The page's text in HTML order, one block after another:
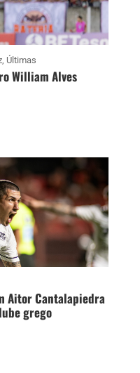
, Últimas
William Alves
Aitor Cantalapiedra
grego